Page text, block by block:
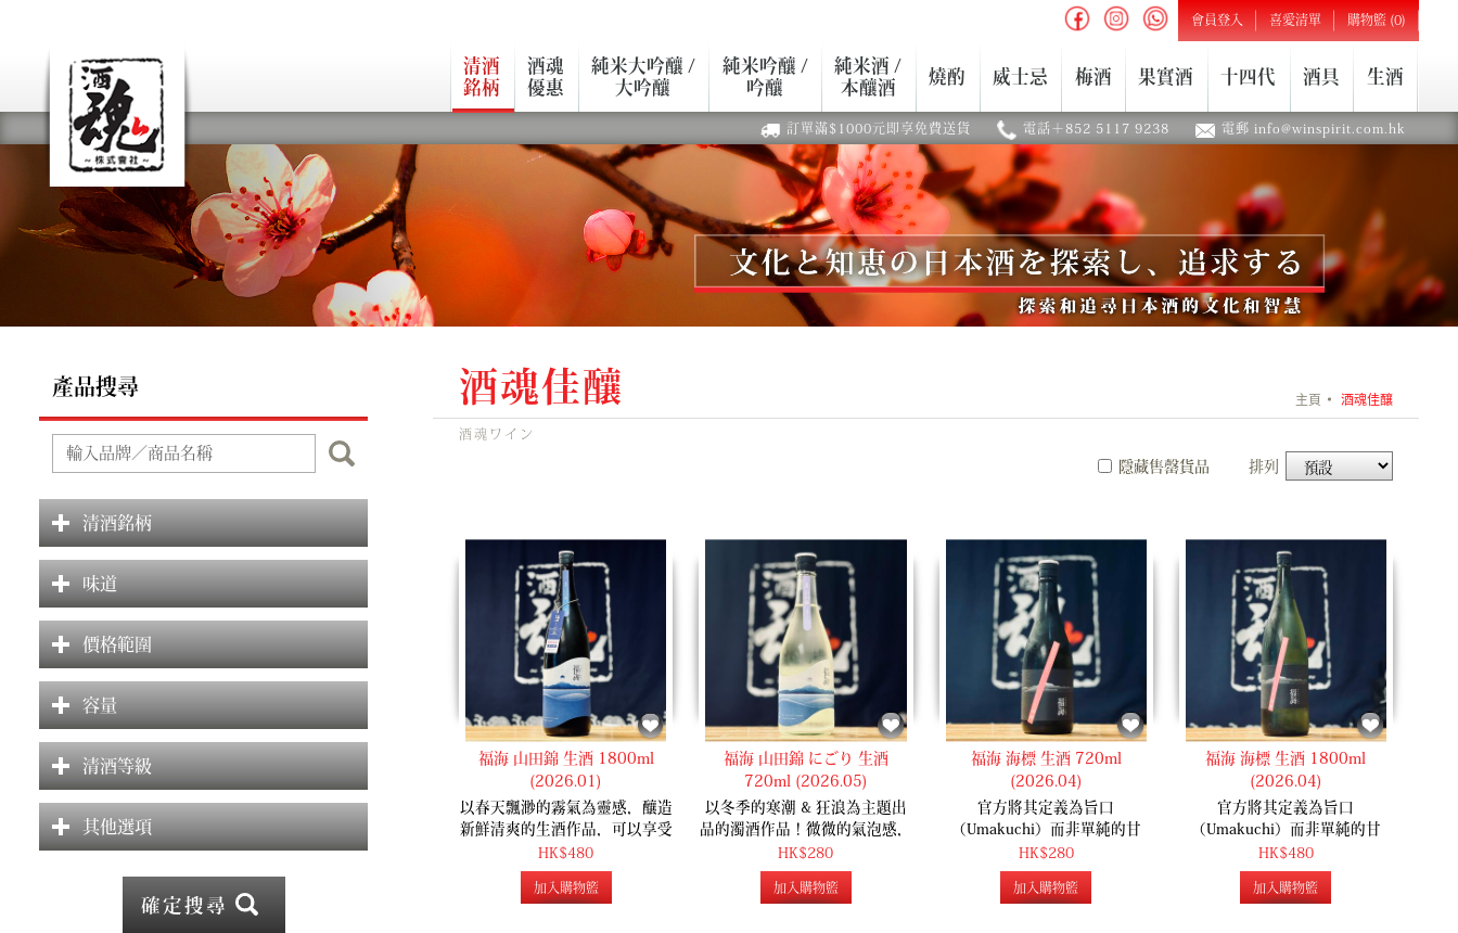
會員登入 喜愛清單 購物籃 (0)
清酒
銘柄
酒魂
優惠
純米大吟釀 /
大吟釀
純米吟釀 /
吟釀
純米酒 /
本釀酒
燒酌 威士忌 梅酒 果實酒 十四代 酒具 生酒
訂單滿$1000元即享免費送貨 電話＋852 5117 9238 電郵 info@winspirit.com.hk
產品搜尋
清酒銘柄
味道
價格範圍
容量
清酒等級
其他選項
確定搜尋
酒魂佳釀 主頁 酒魂佳釀
酒魂ワイン
隱藏售罄貨品 排列
福海 山田錦 生酒 1800ml
(2026.01)
以春天飄渺的霧氣為靈感，釀造
新鮮清爽的生酒作品，可以享受
到大米的柔和甘甜。
HK$480
加入購物籃
福海 山田錦 にごり 生酒
720ml (2026.05)
以冬季的寒潮 & 狂浪為主題出
品的濁酒作品！微微的氣泡感，
柔和的米味 & 清爽的酸度。只
有14%的酒精度，輕鬆易飲!
HK$280
加入購物籃
福海 海標 生酒 720ml
(2026.04)
官方將其定義為旨口
（Umakuchi）而非單純的甘
口。在開瓶時保有了福海一貫令
人驚豔的微氣泡爽俐感，入口能
感受到非常乾淨、俐落的透明
HK$280
加入購物籃
福海 海標 生酒 1800ml
(2026.04)
官方將其定義為旨口
（Umakuchi）而非單純的甘
口。在開瓶時保有了福海一貫令
人驚豔的微氣泡爽俐感，入口能
感受到非常乾淨、俐落的透明
HK$480
加入購物籃